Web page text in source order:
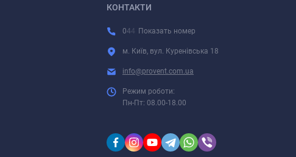
КОНТАКТИ
044 Показать номер
м. Київ, вул. Куренівська 18
info@provent.com.ua
Режим роботи:
Пн-Пт: 08.00-18.00